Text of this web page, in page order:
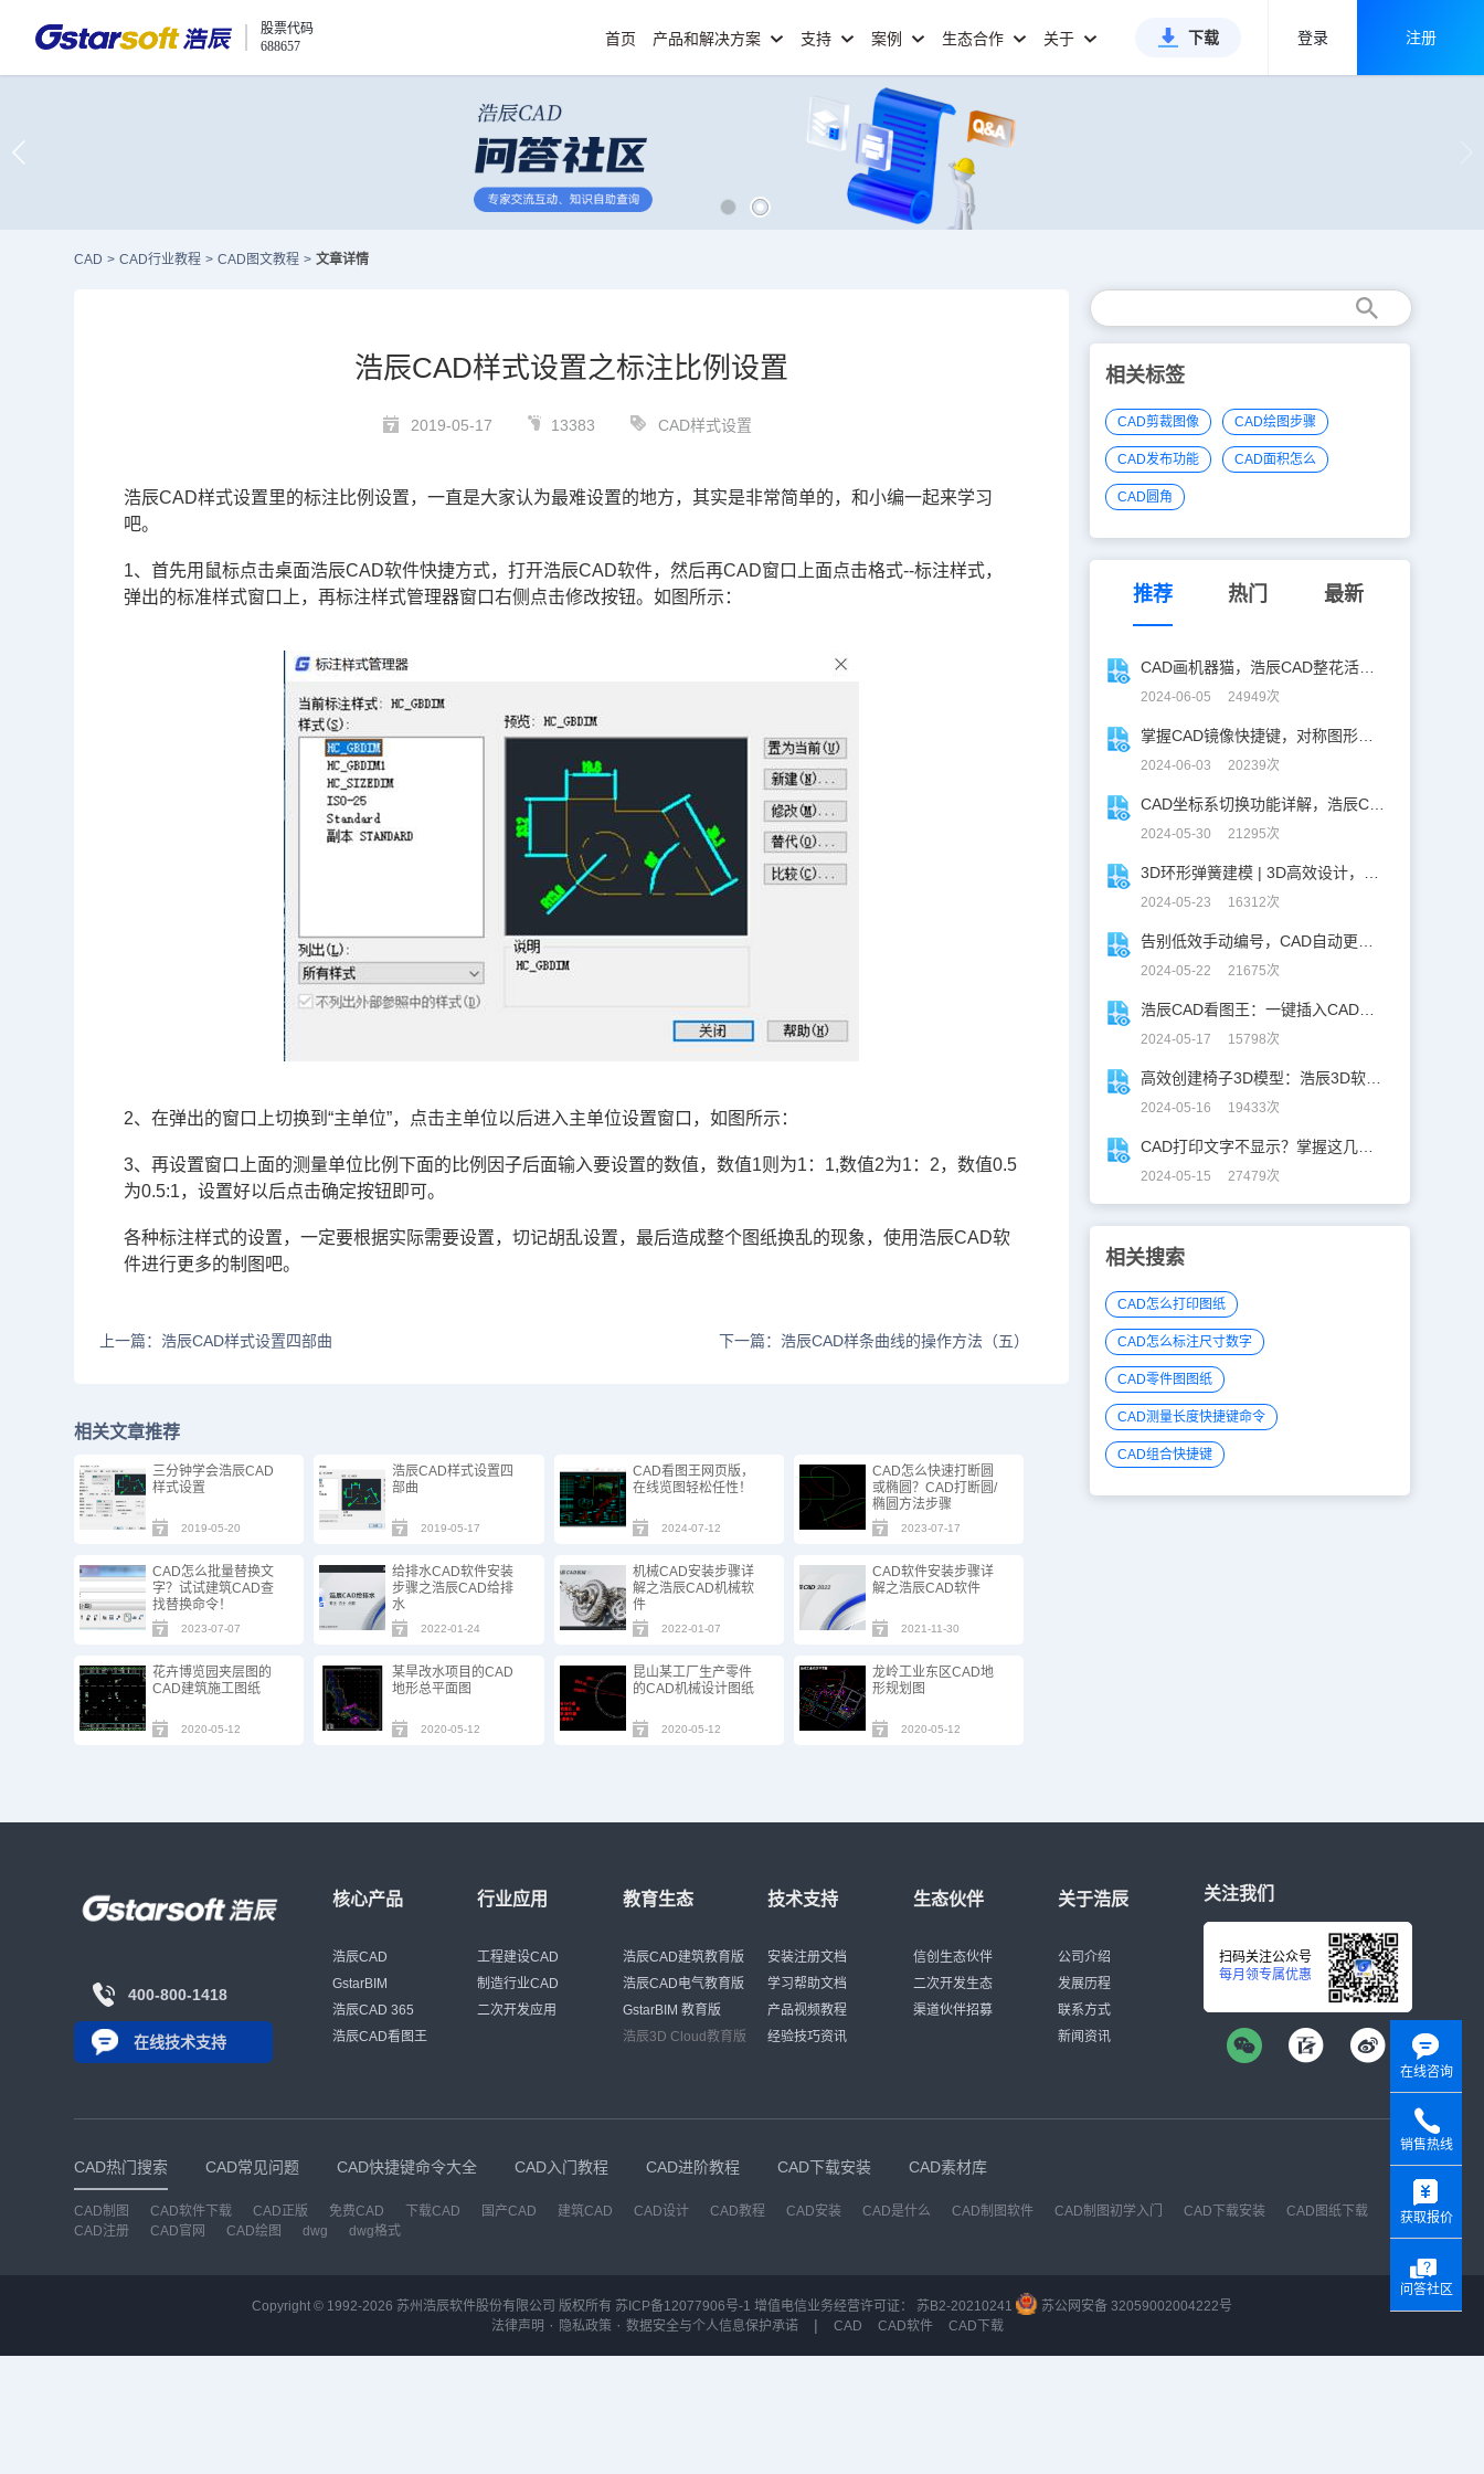
股票代码
688657
首页 产品和解决方案 支持 案例 生态合作 关于 下载 登录 注册
CAD > CAD行业教程 > CAD图文教程 > 文章详情
浩辰CAD样式设置之标注比例设置
2019-05-17 13383 CAD样式设置
浩辰CAD样式设置里的标注比例设置，一直是大家认为最难设置的地方，其实是非常简单的，和小编一起来学习
吧。
1、首先用鼠标点击桌面浩辰CAD软件快捷方式，打开浩辰CAD软件，然后再CAD窗口上面点击格式--标注样式，
弹出的标准样式窗口上，再标注样式管理器窗口右侧点击修改按钮。如图所示：
2、在弹出的窗口上切换到“主单位”，点击主单位以后进入主单位设置窗口，如图所示：
3、再设置窗口上面的测量单位比例下面的比例因子后面输入要设置的数值，数值1则为1：1,数值2为1：2，数值0.5
为0.5:1，设置好以后点击确定按钮即可。
各种标注样式的设置，一定要根据实际需要设置，切记胡乱设置，最后造成整个图纸换乱的现象，使用浩辰CAD软
件进行更多的制图吧。
上一篇：浩辰CAD样式设置四部曲 下一篇：浩辰CAD样条曲线的操作方法（五）
相关文章推荐
三分钟学会浩辰CAD
样式设置
2019-05-20
浩辰CAD样式设置四
部曲
2019-05-17
CAD看图王网页版，
在线览图轻松任性！
2024-07-12
CAD怎么快速打断圆
或椭圆？CAD打断圆/
椭圆方法步骤
2023-07-17
CAD怎么批量替换文
字？试试建筑CAD查
找替换命令！
2023-07-07
给排水CAD软件安装
步骤之浩辰CAD给排
水
2022-01-24
机械CAD安装步骤详
解之浩辰CAD机械软
件
2022-01-07
CAD软件安装步骤详
解之浩辰CAD软件
2021-11-30
花卉博览园夹层图的
CAD建筑施工图纸
2020-05-12
某旱改水项目的CAD
地形总平面图
2020-05-12
昆山某工厂生产零件
的CAD机械设计图纸
2020-05-12
龙岭工业东区CAD地
形规划图
2020-05-12
相关标签
CAD剪裁图像 CAD绘图步骤
CAD发布功能 CAD面积怎么
CAD圆角
推荐 热门 最新
2024-06-05 24949次
2024-06-03 20239次
2024-05-30 21295次
2024-05-23 16312次
2024-05-22 21675次
2024-05-17 15798次
2024-05-16 19433次
2024-05-15 27479次
相关搜索
CAD怎么打印图纸
CAD怎么标注尺寸数字
CAD零件图图纸
CAD测量长度快捷键命令
CAD组合快捷键
400-800-1418
在线技术支持
核心产品
浩辰CAD
GstarBIM
浩辰CAD 365
浩辰CAD看图王
行业应用
工程建设CAD
制造行业CAD
二次开发应用
教育生态
浩辰CAD建筑教育版
浩辰CAD电气教育版
GstarBIM 教育版
浩辰3D Cloud教育版
技术支持
安装注册文档
学习帮助文档
产品视频教程
经验技巧资讯
生态伙伴
信创生态伙伴
二次开发生态
渠道伙伴招募
关于浩辰
公司介绍
发展历程
联系方式
新闻资讯
关注我们
扫码关注公众号
每月领专属优惠
CAD热门搜索 CAD常见问题 CAD快捷键命令大全 CAD入门教程 CAD进阶教程 CAD下载安装 CAD素材库
CAD制图 CAD软件下载 CAD正版 免费CAD 下载CAD 国产CAD 建筑CAD CAD设计 CAD教程 CAD安装 CAD是什么 CAD制图软件 CAD制图初学入门 CAD下载安装
CAD图纸下载
CAD注册
CAD官网 CAD绘图 dwg dwg格式
Copyright © 1992-2026 苏州浩辰软件股份有限公司 版权所有 苏ICP备12077906号-1 增值电信业务经营许可证： 苏B2-20210241
苏公网安备 32059002004222号
法律声明 · 隐私政策 · 数据安全与个人信息保护承诺 | CAD CAD软件 CAD下载
在线咨询
销售热线
获取报价
问答社区